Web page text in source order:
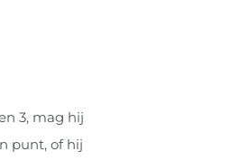
3, mag hij
punt, of hij